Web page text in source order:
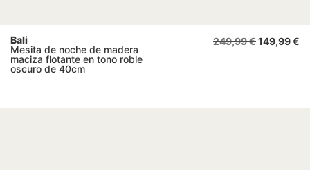
Bali
Mesita de noche de madera
maciza flotante en tono roble
oscuro de 40cm
249,99€149,99€